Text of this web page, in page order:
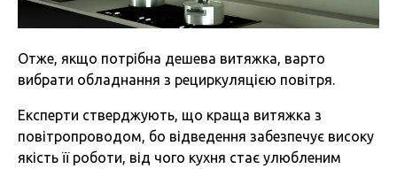
Отже, якщо потрібна дешева витяжка, варто
вибрати обладнання з рециркуляцією повітря.
Експерти стверджують, що краща витяжка з
повітропроводом, бо відведення забезпечує високу
якість її роботи, від чого кухня стає улюбленим